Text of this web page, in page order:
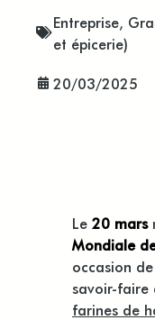
Entreprise,
et épicerie)
20/03/2025
Le 20 mars
Mondiale d
occasion
savoir-faire
farines de